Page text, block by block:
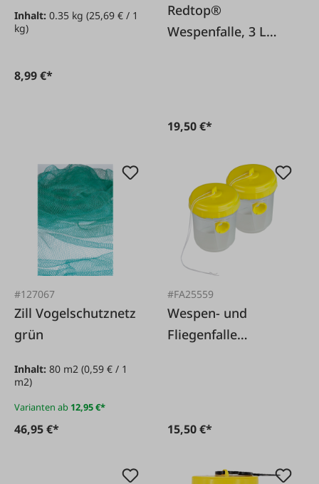
Inhalt: 0.35 kg (25,69 € / 1
kg)
8,99 €*
Redtop®
Wespenfalle, 3 L
19,50 €*
#127067
Zill Vogelschutznetz
grün
Inhalt: 80 m2 (0,59 € / 1
m2)
Varianten ab 12,95 €*
46,95 €*
#FA25559
Wespen- und
Fliegenfalle
15,50 €*